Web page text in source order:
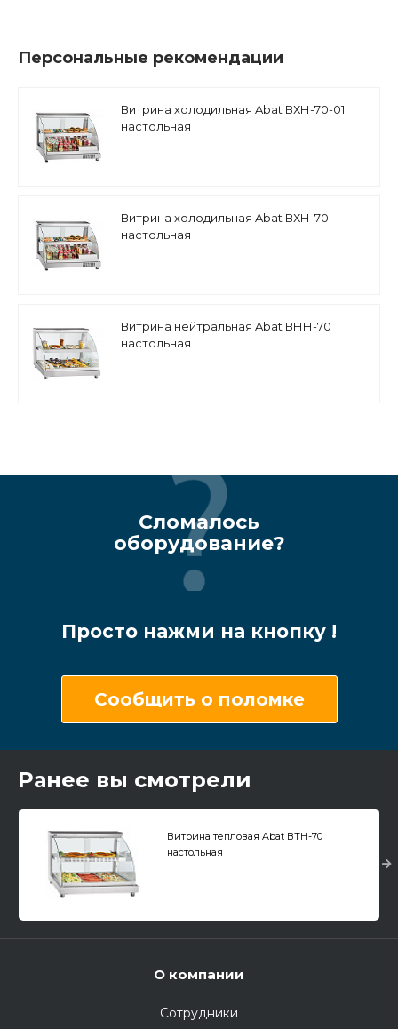
Персональные рекомендации
Витрина холодильная Abat ВХН-70-01
настольная
Витрина холодильная Abat ВХН-70
настольная
Витрина нейтральная Abat ВНН-70
настольная
Сломалось
оборудование?
Просто нажми на кнопку !
Сообщить о поломке
Ранее вы смотрели
Витрина тепловая Abat ВТН-70
настольная
О компании
Сотрудники